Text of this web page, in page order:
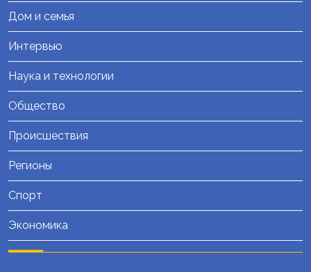
Дом и семья
Интервью
Наука и технологии
Общество
Происшествия
Регионы
Спорт
Экономика